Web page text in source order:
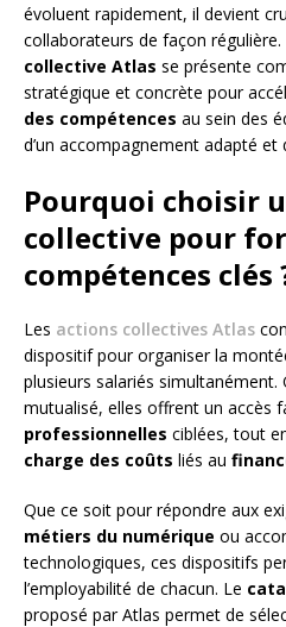
évoluent rapidement, il devient
collaborateurs de façon
collective Atlas se présente
stratégique et concrète pour
des compétences au sein des
d’un accompagnement adapté
Pourquoi choisir
collective pour
compétences clés
Les actions collectives Atlas
dispositif pour organiser la
plusieurs salariés
mutualisé, elles offrent un accès
professionnelles ciblées, tout
charge des coûts liés au
Que ce soit pour répondre aux
métiers du numérique ou
technologiques, ces dispositifs
l’employabilité de chacun. Le
proposé par Atlas permet de